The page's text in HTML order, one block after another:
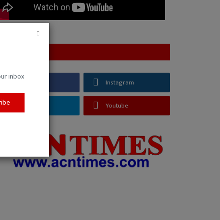
inbox
Instagram
Youtube